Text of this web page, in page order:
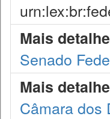
Mais
Senado
Mais
Câmara dos